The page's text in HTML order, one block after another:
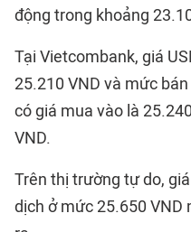
động trong khoảng
Tại Vietcombank, giá
25.210 VND và mức
có giá mua vào là
VND.
Trên thị trường tự do,
dịch ở mức 25.650 VND